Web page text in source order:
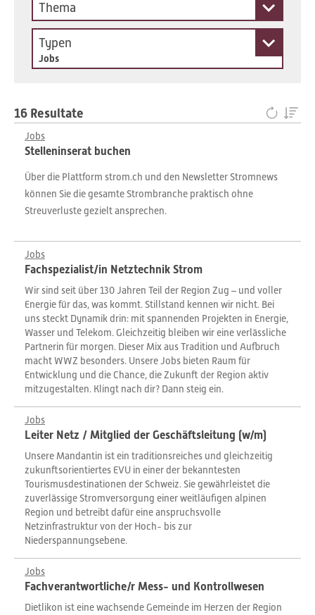
Thema
Typen
Jobs
16 Resultate
Jobs
Stelleninserat buchen
Über die Plattform strom.ch und den Newsletter Stromnews
können Sie die gesamte Strombranche praktisch ohne
Streuverluste gezielt ansprechen.
Jobs
Fachspezialist/in Netztechnik Strom
Wir sind seit über 130 Jahren Teil der Region Zug – und voller
Energie für das, was kommt. Stillstand kennen wir nicht. Bei
uns steckt Dynamik drin: mit spannenden Projekten in Energie,
Wasser und Telekom. Gleichzeitig bleiben wir eine verlässliche
Partnerin für morgen. Dieser Mix aus Tradition und Aufbruch
macht WWZ besonders. Unsere Jobs bieten Raum für
Entwicklung und die Chance, die Zukunft der Region aktiv
mitzugestalten. Klingt nach dir? Dann steig ein.
Jobs
Leiter Netz / Mitglied der Geschäftsleitung (w/m)
Unsere Mandantin ist ein traditionsreiches und gleichzeitig
zukunftsorientiertes EVU in einer der bekanntesten
Tourismusdestinationen der Schweiz. Sie gewährleistet die
zuverlässige Stromversorgung einer weitläufigen alpinen
Region und betreibt dafür eine anspruchsvolle
Netzinfrastruktur von der Hoch- bis zur
Niederspannungsebene.
Jobs
Fachverantwortliche/r Mess- und Kontrollwesen
Dietlikon ist eine wachsende Gemeinde im Herzen der Region